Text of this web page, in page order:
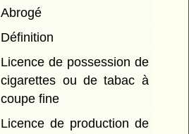
Abrogé
Définition
Licence de possession de
cigarettes ou de tabac à
coupe fine
Licence de production de